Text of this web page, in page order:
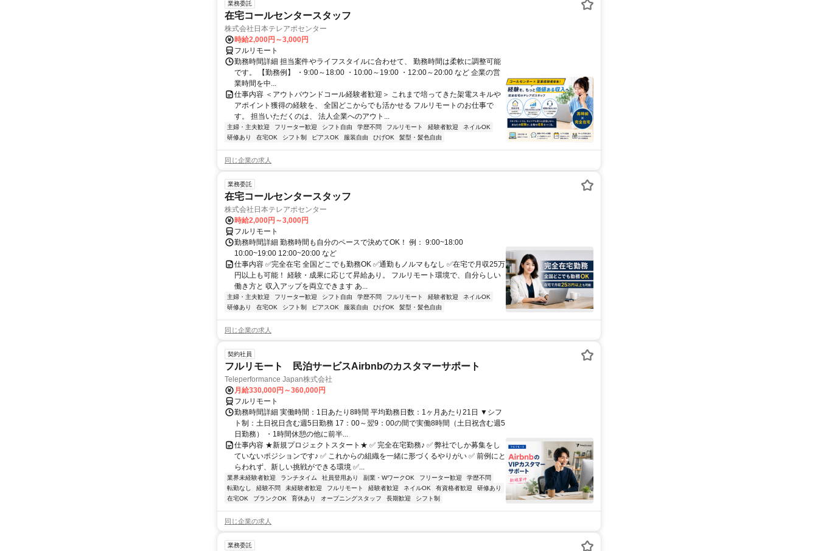
業務委託
在宅コールセンタースタッフ
株式会社日本テレアポセンター
時給2,000円～3,000円
フルリモート
勤務時間詳細 担当案件やライフスタイルに合わせて、 勤務時間は柔軟に調整可能
です。 【勤務例】 ・9:00～18:00 ・10:00～19:00 ・12:00～20:00 など 企業の営
業時間を中...
仕事内容 ＜アウトバウンドコール経験者歓迎＞ これまで培ってきた架電スキルや
アポイント獲得の経験を、 全国どこからでも活かせる フルリモートのお仕事で
す。 担当いただくのは、 法人企業へのアウト...
主婦・主夫歓迎 フリーター歓迎 シフト自由 学歴不問 フルリモート 経験者歓迎
ネイルOK
研修あり
在宅OK シフト制 ピアスOK 服装自由 ひげOK 髪型・髪色自由
同じ企業の求人
業務委託
在宅コールセンタースタッフ
株式会社日本テレアポセンター
時給2,000円～3,000円
フルリモート
勤務時間詳細 勤務時間も自分のペースで決めてOK！ 例： 9:00~18:00
10:00~19:00 12:00~20:00 など
仕事内容 ✅完全在宅 全国どこでも勤務OK ✅通勤もノルマもなし ✅在宅で月収25万
円以上も可能！ 経験・成果に応じて昇給あり。 フルリモート環境で、自分らしい
働き方と 収入アップを両立できます あ...
主婦・主夫歓迎 フリーター歓迎 シフト自由 学歴不問 フルリモート 経験者歓迎
ネイルOK
研修あり
在宅OK シフト制 ピアスOK 服装自由 ひげOK 髪型・髪色自由
同じ企業の求人
契約社員
フルリモート 民泊サービスAirbnbのカスタマーサポート
Teleperformance Japan株式会社
月給330,000円～360,000円
フルリモート
勤務時間詳細 実働時間：1日あたり8時間 平均勤務日数：1ヶ月あたり21日 ▼シフ
ト制：土日祝日含む週5日勤務 17：00～翌9：00の間で実働8時間（土日祝含む週5
日勤務） ・1時間休憩の他に前半...
仕事内容 ★新規プロジェクトスタート★ ✅ 完全在宅勤務♪ ✅ 弊社でしか募集をし
ていないポジションです♪ ✅ これからの組織を一緒に形づくるやりがい ✅ 前例にと
らわれず、新しい挑戦ができる環境 ✅...
業界未経験者歓迎 ランチタイム 社員登用あり 副業・WワークOK フリーター歓迎
学歴不問
転勤なし
経験不問 未経験者歓迎 フルリモート 経験者歓迎 ネイルOK 有資格者歓迎
研修あり
在宅OK
ブランクOK 育休あり オープニングスタッフ 長期歓迎 シフト制
同じ企業の求人
業務委託